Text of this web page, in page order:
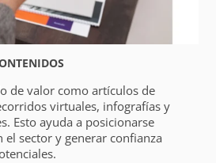
de valor como artículos de
virtuales, infografías y
Esto ayuda a posicionarse
el sector y generar confianza